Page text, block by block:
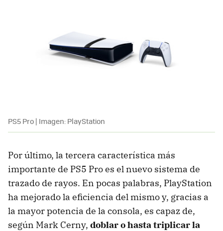
PS5 Pro | Imagen: PlayStation
Por último, la tercera característica más
importante de PS5 Pro es el nuevo sistema de
trazado de rayos. En pocas palabras, PlayStation
ha mejorado la eficiencia del mismo y, gracias a
la mayor potencia de la consola, es capaz de,
según Mark Cerny, doblar o hasta triplicar la